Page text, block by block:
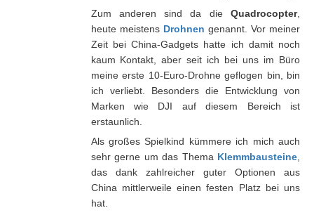
Zum anderen sind da die Quadrocopter,
heute meistens Drohnen genannt. Vor meiner
Zeit bei China-Gadgets hatte ich damit noch
kaum Kontakt, aber seit ich bei uns im Büro
meine erste 10-Euro-Drohne geflogen bin, bin
ich verliebt. Besonders die Entwicklung von
Marken wie DJI auf diesem Bereich ist
erstaunlich.
Als großes Spielkind kümmere ich mich auch
sehr gerne um das Thema Klemmbausteine
das dank zahlreicher guter Optionen aus
China mittlerweile einen festen Platz bei uns
hat.